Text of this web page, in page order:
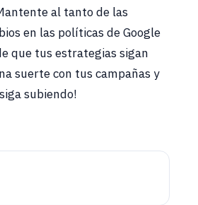
al tanto de las
en las políticas de Google
que tus estrategias sigan
suerte con tus campañas y
siga subiendo!